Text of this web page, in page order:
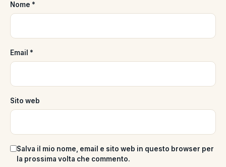
Nome *
Email *
Sito web
Salva il mio nome, email e sito web in questo browser per
la prossima volta che commento.